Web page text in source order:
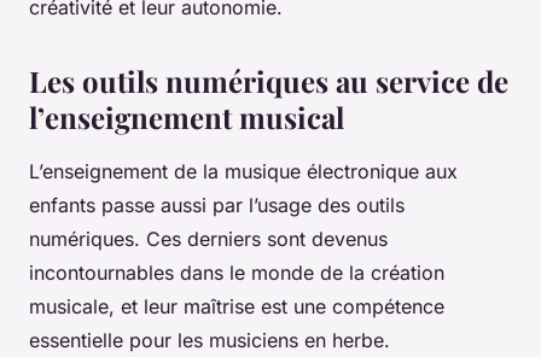
créativité et leur autonomie.
Les outils numériques au service de
l’enseignement musical
L’enseignement de la musique électronique aux
enfants passe aussi par l’usage des outils
numériques. Ces derniers sont devenus
incontournables dans le monde de la création
musicale, et leur maîtrise est une compétence
essentielle pour les musiciens en herbe.